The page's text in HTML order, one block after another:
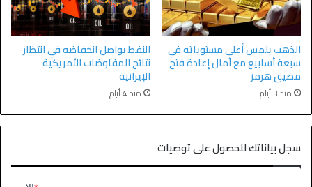
الذهب يلمس أعلى مستوياته في
سبعة أسابيع مع آمال إعادة فتح
مضيق هرمز
منذ 3 أيام
النفط يواصل انخفاضه في انتظار
نتائج المفاوضات الأمريكية
الإيرانية
منذ 4 أيام
سجل بياناتك للحصول على توصيات